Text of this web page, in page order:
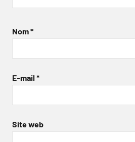
Nom*
E-mail *
Site web